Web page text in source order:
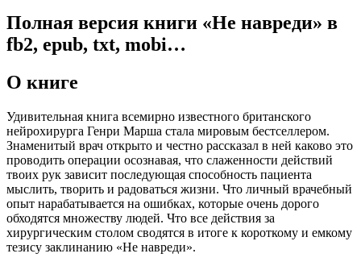
Полная версия книги «Не навреди» в
fb2, epub, txt, mobi…
О книге
Удивительная книга всемирно известного британского
нейрохирурга Генри Марша стала мировым бестселлером.
Знаменитый врач открыто и честно рассказал в ней каково это
проводить операции осознавая, что слаженности действий
твоих рук зависит последующая способность пациента
мыслить, творить и радоваться жизни. Что личный врачебный
опыт нарабатывается на ошибках, которые очень дорого
обходятся множеству людей. Что все действия за
хирургическим столом сводятся в итоге к короткому и емкому
тезису заклинанию «Не навреди».